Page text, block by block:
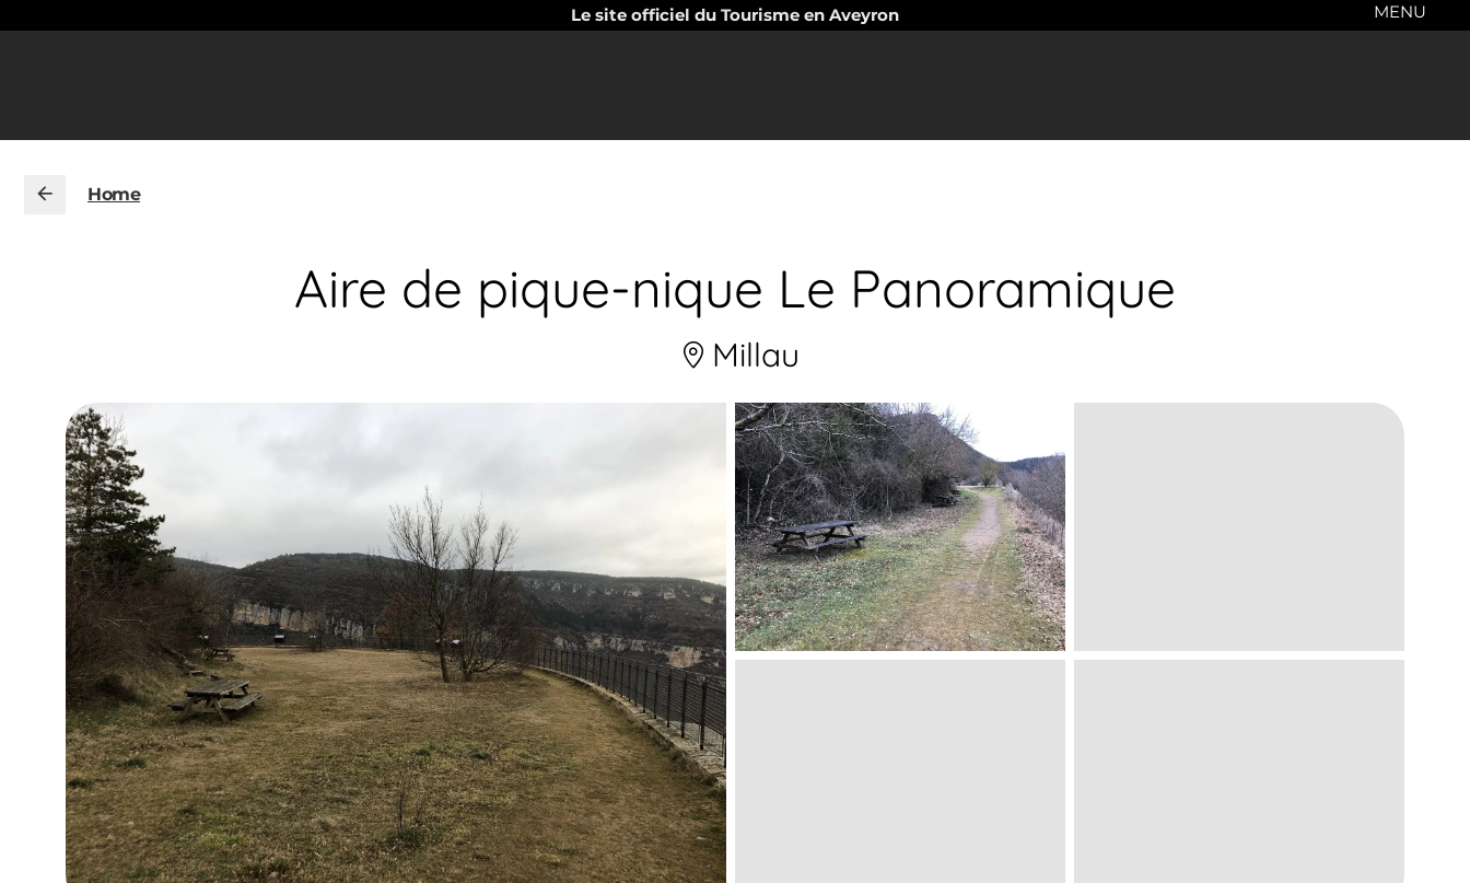
Le site officiel du Tourisme en Aveyron MENU
Home
Aire de pique-nique Le Panoramique
Millau